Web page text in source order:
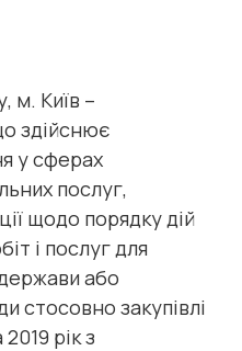
м. Київ –
здійснює
у сферах
послуг,
щодо порядку дій
і послуг для
або
стосовно закупівлі
рік з